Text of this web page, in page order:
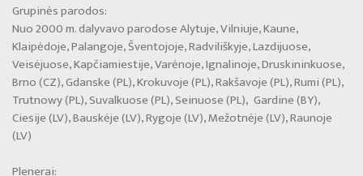
Parodos, projektai 2023
Parodos 2022
Parodos 2021
Interjero dizainas
Individualių papuošalų kūrimas
Grupinės parodos:
Nuo 2000 m. dalyvavo parodose Alytuje, Vilniuje, Kaune,
Klaipėdoje, Palangoje, Šventojoje, Radviliškyje, Lazdijuose,
Veisėjuose, Kapčiamiestije, Varėnoje, Ignalinoje, Druskininkuose,
Brno (CZ), Gdanske (PL), Krokuvoje (PL), Rakšavoje (PL), Rumi (PL),
Trutnowy (PL), Suvalkuose (PL), Seinuose (PL), Gardine (BY),
Ciesije (LV), Bauskėje (LV), Rygoje (LV), Mežotnėje (LV), Raunoje
(LV)
Plenerai: